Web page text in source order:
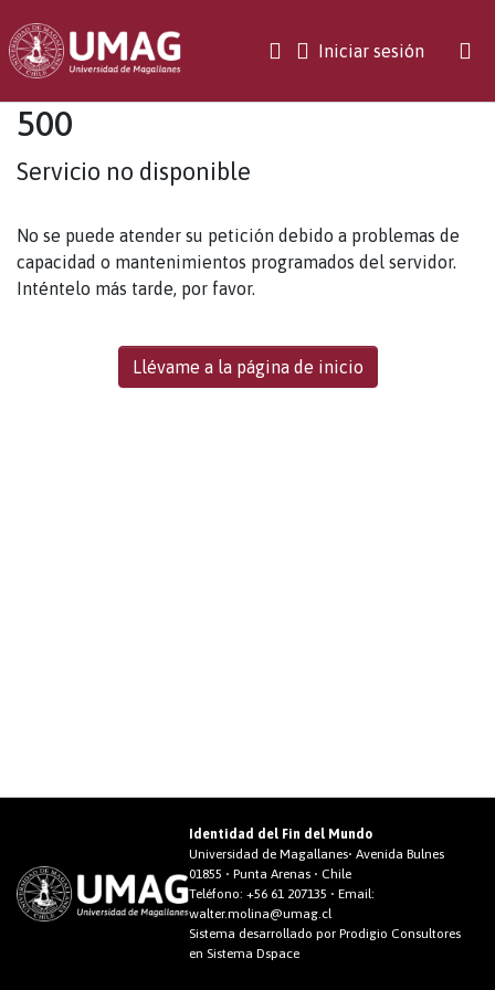
Iniciar sesión(current)
500
Servicio no disponible
No se puede atender su petición debido a problemas de
capacidad o mantenimientos programados del servidor.
Inténtelo más tarde, por favor.
Llévame a la página de inicio
Identidad del Fin del Mundo
Universidad de Magallanes• Avenida Bulnes
01855 • Punta Arenas • Chile
Teléfono:+56 61 207135 • Email:
walter.molina@umag.cl
Sistema desarrollado por Prodigio Consultores
en Sistema Dspace